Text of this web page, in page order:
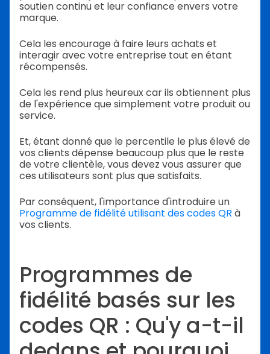
soutien continu et leur confiance envers votre
marque.
Cela les encourage à faire leurs achats et
interagir avec votre entreprise tout en étant
récompensés.
Cela les rend plus heureux car ils obtiennent plus
de l'expérience que simplement votre produit ou
service.
Et, étant donné que le percentile le plus élevé de
vos clients dépense beaucoup plus que le reste
de votre clientèle, vous devez vous assurer que
ces utilisateurs sont plus que satisfaits.
Par conséquent, l'importance d'introduire un
Programme de fidélité utilisant des codes QR à
vos clients.
Programmes de
fidélité basés sur les
codes QR : Qu'y a-t-il